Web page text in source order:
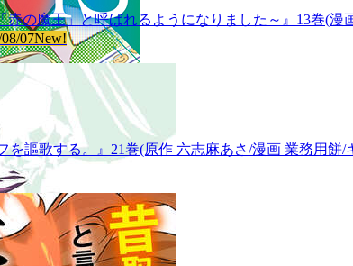
赤の魔王」と呼ばれるようになりました～』13巻(
07New!
謳歌する。』21巻(原作 六志麻あさ/漫画 業務用